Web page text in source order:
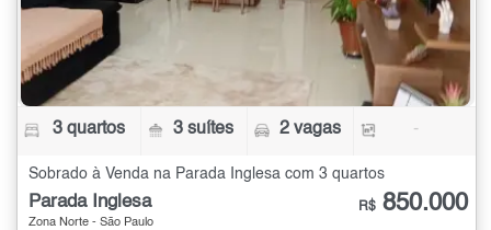
3 quartos 3 suítes 2 vagas -
Sobrado à Venda na Parada Inglesa com 3 quartos
Parada Inglesa
Zona Norte - São Paulo
R$ 850.000